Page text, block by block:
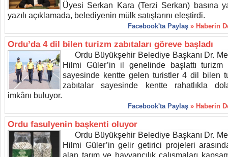
Üyesi Serkan Kara (Terzi Serkan) basına
yazılı açıklamada, belediyenin mülk satışlarını eleştirdi.
Facebook'ta Paylaş » Haberin
Ordu’da 4 dil bilen turizm zabıtaları göreve başladı
Ordu Büyükşehir Belediye Başkanı Dr.
Hilmi Güler’in il genelinde başlattı turizm
sayesinde kentte gelen turistler 4 dil bilen
zabıtalar sayesinde kentte rahatlıkla
imkânı buluyor.
Facebook'ta Paylaş » Haberin
Ordu fasulyenin başkenti oluyor
Ordu Büyükşehir Belediye Başkanı Dr.
Hilmi Güler’in gelir getirici projeleri
alan tarım ve hayvancılık çalışmaları